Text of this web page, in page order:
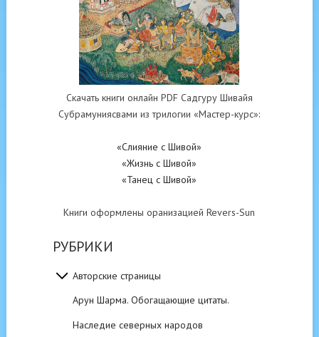
Скачать книги онлайн PDF Садгуру Шивайя
Субрамуниясвами из трилогии «Мастер-курс»:
«Слияние с Шивой»
«Жизнь с Шивой»
«Танец с Шивой»
Книги оформлены оранизацией Revers-Sun
РУБРИКИ
Авторские страницы
Арун Шарма. Обогащающие цитаты.
Наследие северных народов